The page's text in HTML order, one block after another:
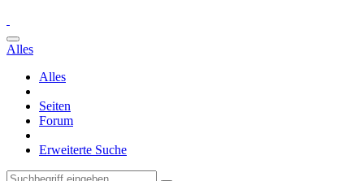
Alles
Alles
Seiten
Forum
Erweiterte Suche